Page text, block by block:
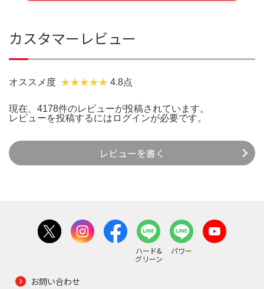
カスタマーレビュー
オススメ度 4.8点
現在、4178件のレビューが投稿されています。
レビューを投稿するには ログインが必要です。
レビューを書く
ハード&
グリーン
パワー
お問い合わせ